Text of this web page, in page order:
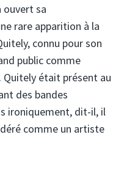
ouvert sa
rare apparition à la
connu pour son
public comme
Quitely était présent au
des bandes
ironiquement, dit-il, il
comme un artiste